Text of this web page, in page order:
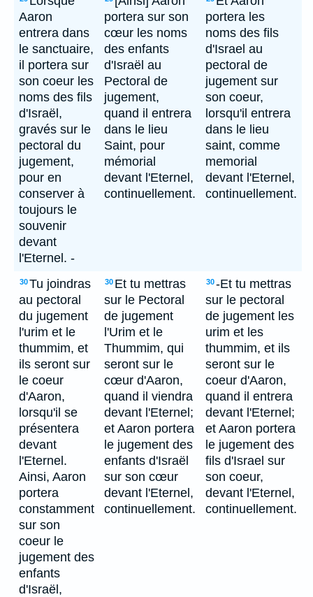
Aaron
entrera dans
le sanctuaire,
il portera sur
son coeur les
noms des fils
d'Israël,
gravés sur le
pectoral du
jugement,
pour en
conserver à
toujours le
souvenir
devant
l'Eternel. -
portera sur son
cœur les noms
des enfants
d'Israël au
Pectoral de
jugement,
quand il entrera
dans le lieu
Saint, pour
mémorial
devant l'Eternel,
continuellement.
portera les
noms des fils
d'Israel au
pectoral de
jugement sur
son coeur,
lorsqu'il entrera
dans le lieu
saint, comme
memorial
devant l'Eternel,
continuellement.
30Tu joindras
au pectoral
du jugement
l'urim et le
thummim, et
ils seront sur
le coeur
d'Aaron,
lorsqu'il se
présentera
devant
l'Eternel.
Ainsi, Aaron
portera
constamment
sur son
coeur le
jugement des
enfants
d'Israël,
30 Et tu mettras
sur le Pectoral
de jugement
l'Urim et le
Thummim, qui
seront sur le
cœur d'Aaron,
quand il viendra
devant l'Eternel;
et Aaron portera
le jugement des
enfants d'Israël
sur son cœur
devant l'Eternel,
continuellement.
30-Et tu mettras
sur le pectoral
de jugement les
urim et les
thummim, et ils
seront sur le
coeur d'Aaron,
quand il entrera
devant l'Eternel;
et Aaron portera
le jugement des
fils d'Israel sur
son coeur,
devant l'Eternel,
continuellement.